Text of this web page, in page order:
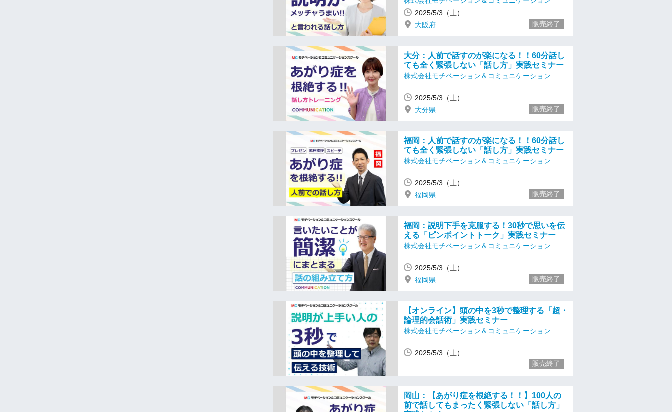
2025/5/3（土）
大阪府
販売終了
大分：人前で話すのが楽になる！！60分話し
ても全く緊張しない「話し方」実践セミナー
株式会社モチベーション＆コミュニケーション
2025/5/3（土）
大分県
販売終了
福岡：人前で話すのが楽になる！！60分話し
ても全く緊張しない「話し方」実践セミナー
株式会社モチベーション＆コミュニケーション
2025/5/3（土）
福岡県
販売終了
福岡：説明下手を克服する！30秒で思いを伝
える「ピンポイントトーク」実践セミナー
株式会社モチベーション＆コミュニケーション
2025/5/3（土）
福岡県
販売終了
【オンライン】頭の中を3秒で整理する「超・
論理的会話術」実践セミナー
株式会社モチベーション＆コミュニケーション
2025/5/3（土）
販売終了
岡山：【あがり症を根絶する！！】100人の
前で話してもまったく緊張しない「話し方」